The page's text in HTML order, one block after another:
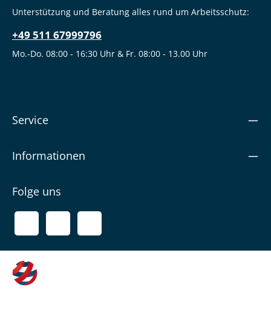
Unterstützung und Beratung alles rund um Arbeitsschutz:
+49 511 67999796
Mo.-Do. 08:00 - 16:30 Uhr & Fr. 08:00 - 13.00 Uhr
Service
Informationen
Folge uns